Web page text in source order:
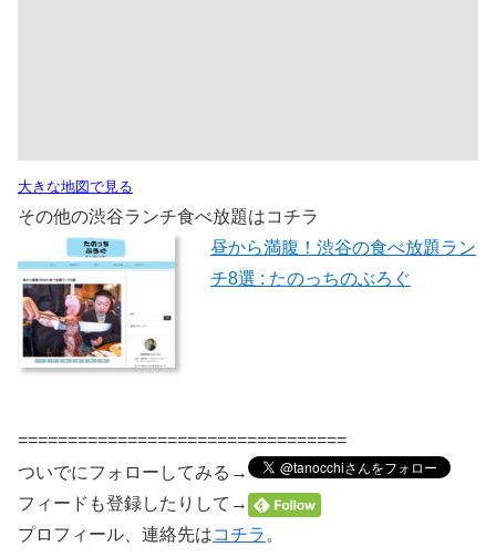
大きな地図で見る
その他の渋谷ランチ食べ放題はコチラ
昼から満腹！渋谷の食べ放題ラン
チ8選 : たのっちのぶろぐ
=================================
ついでにフォローしてみる→
フィードも登録したりして→
プロフィール、連絡先はコチラ 。